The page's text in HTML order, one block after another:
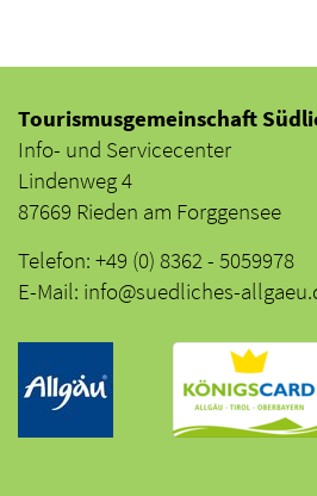
Tourismusgemeinschaft
Info- und Servicecenter
Lindenweg 4
87669 Rieden am Forggensee
Telefon: +49 (0) 8362 - 5059978
E-Mail: info@suedliches-